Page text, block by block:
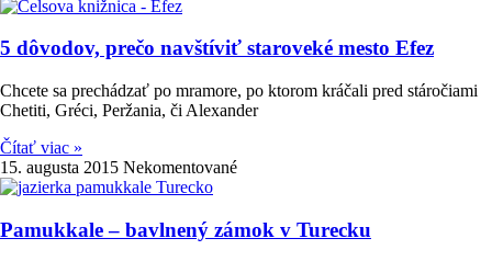
5 dôvodov, prečo navštíviť staroveké mesto Efez
Chcete sa prechádzať po mramore, po ktorom kráčali pred stáročiami
Chetiti, Gréci, Peržania, či Alexander
Čítať viac »
15. augusta 2015 Nekomentované
Pamukkale – bavlnený zámok v Turecku